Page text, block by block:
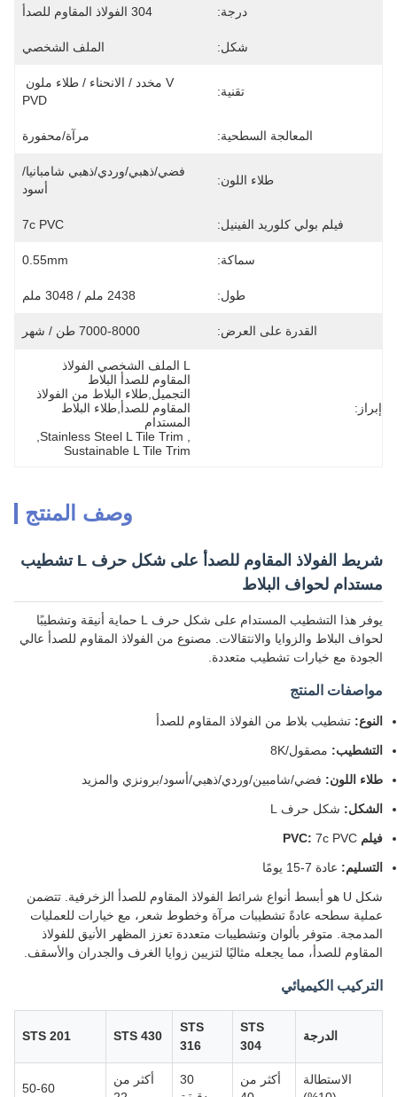
درجة: 304 الفولاذ المقاوم للصدأ
شكل: الملف الشخصي
تقنية:
PVD
المعالجة السطحية: مرآة/محفورة
طلاء اللون:
فضي/ذهبي/وردي/ذهبي شامبانيا/
أسود
فيلم بولي كلوريد الفينيل: 7c PVC
سماكة: 0.55mm
طول: 2438 ملم / 3048 ملم
القدرة على العرض: 7000-8000 طن / شهر
إبراز:
المستدام
Stainless Steel L Tile Trim
Sustainable L Tile Trim
وصف المنتج
شريط الفولاذ المقاوم للصدأ على شكل حرف L تشطيب
مستدام لحواف البلاط
يوفر هذا التشطيب المستدام على شكل حرف L حماية أنيقة وتشطيبًا
لحواف البلاط والزوايا والانتقالات. مصنوع من الفولاذ المقاوم للصدأ عالي
الجودة مع خيارات تشطيب متعددة.
مواصفات المنتج
النوع: تشطيب بلاط من الفولاذ المقاوم للصدأ
التشطيب: مصقول/8K
طلاء اللون: فضي/شامبين/وردي/ذهبي/أسود/برونزي والمزيد
الشكل: شكل حرف L
فيلم PVC: 7c PVC
التسليم: عادة 7-15 يومًا
شكل U هو أبسط أنواع شرائط الفولاذ المقاوم للصدأ الزخرفية. تتضمن
عملية سطحه عادةً تشطيبات مرآة وخطوط شعر، مع خيارات للعمليات
المدمجة. متوفر بألوان وتشطيبات متعددة تعزز المظهر الأنيق للفولاذ
المقاوم للصدأ، مما يجعله مثاليًا لتزيين زوايا الغرف والجدران والأسقف.
التركيب الكيميائي
الدرجة
STS
304
STS
316
STS 430
STS 201
الاستطالة
أكثر من
30
أكثر من
50-60